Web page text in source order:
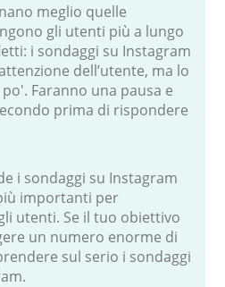
meglio quelle
gli utenti più a lungo
i sondaggi su Instagram
dell’utente, ma lo
Faranno una pausa e
prima di rispondere
i sondaggi su Instagram
importanti per
utenti. Se il tuo obiettivo
un numero enorme di
sul serio i sondaggi